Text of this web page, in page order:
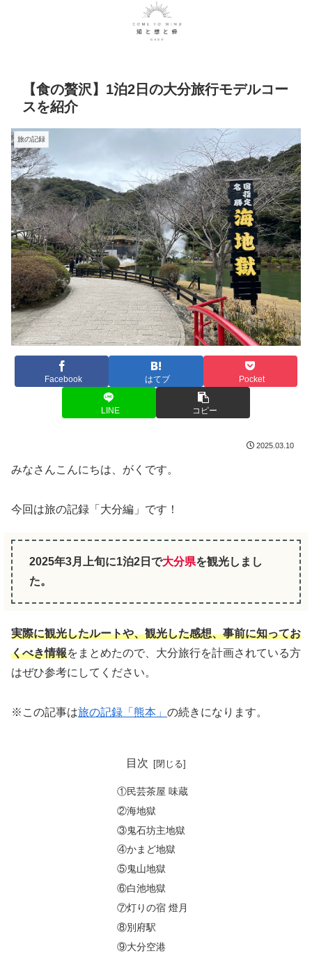
【食の贅沢】1泊2日の大分旅行モデルコー
スを紹介
旅の記録
Facebook はてブ Pocket
LINE コピー
2025.03.10
みなさんこんにちは、がくです。
今回は旅の記録「大分編」です！
2025年3月上旬に1泊2日で大分県を観光しまし
た。
実際に観光したルートや、観光した感想、事前に知ってお
くべき情報をまとめたので、大分旅行を計画されている方
はぜひ参考にしてください。
※この記事は旅の記録「熊本」 の続きになります。
目次
①民芸茶屋 味蔵
②海地獄
③鬼石坊主地獄
④かまど地獄
⑤鬼山地獄
⑥白池地獄
⑦灯りの宿 燈月
⑧別府駅
⑨大分空港